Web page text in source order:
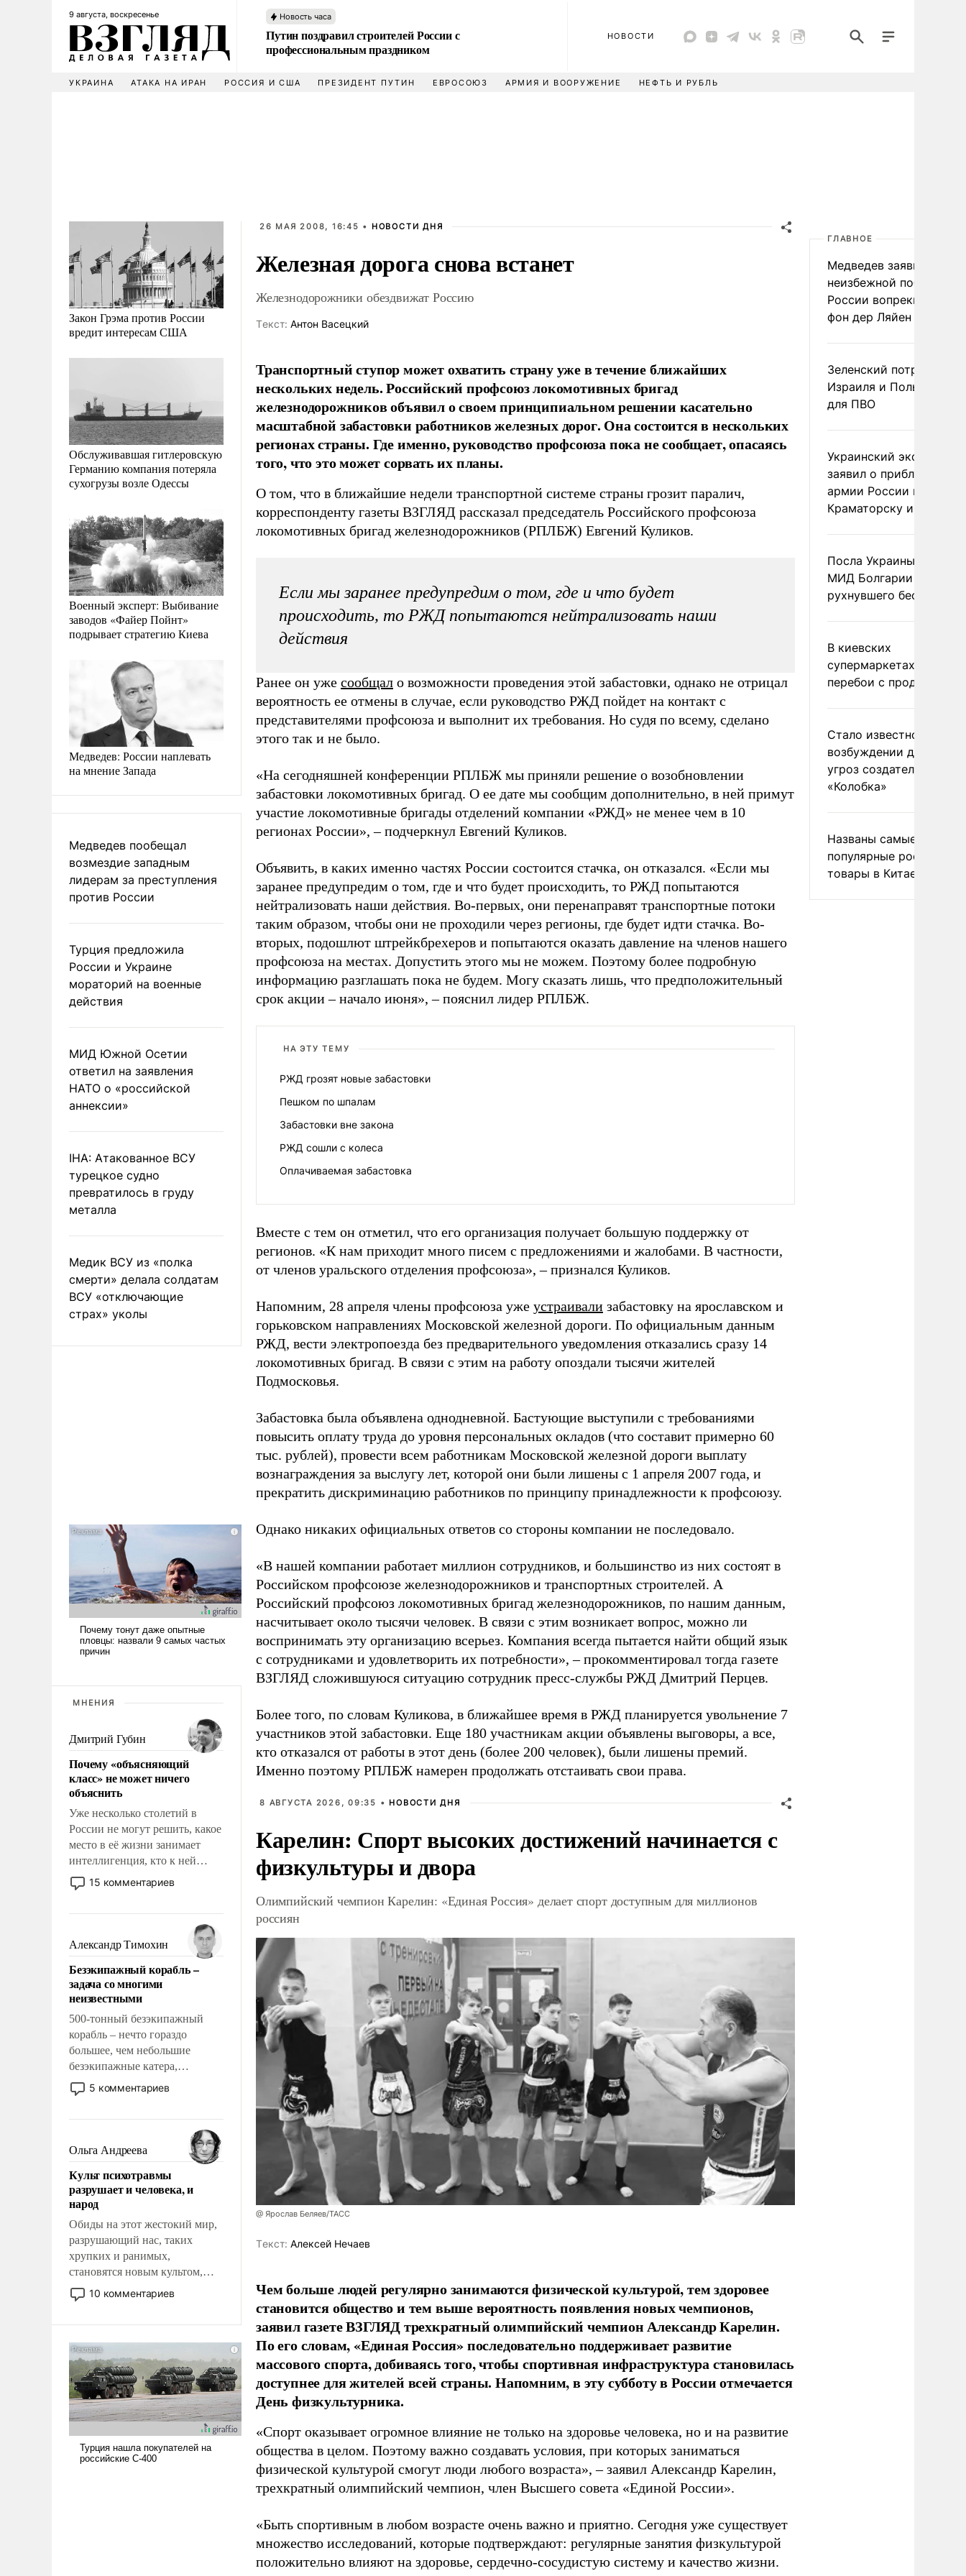
9 августа, воскресенье Новость часа
Путин поздравил строителей России с
профессиональным праздником
НОВОСТИ
УКРАИНА АТАКА НА ИРАН РОССИЯ И США ПРЕЗИДЕНТ ПУТИН ЕВРОСОЮЗ АРМИЯ И ВООРУЖЕНИЕ НЕФТЬ И РУБЛЬ
Закон Грэма против России
вредит интересам США
Обслуживавшая гитлеровскую
Германию компания потеряла
сухогрузы возле Одессы
Военный эксперт: Выбивание
заводов «Файер Пойнт»
подрывает стратегию Киева
Медведев: России наплевать
на мнение Запада
Медведев пообещал
возмездие западным
лидерам за преступления
против России
Турция предложила
России и Украине
мораторий на военные
действия
МИД Южной Осетии
ответил на заявления
НАТО о «российской
аннексии»
IHA: Атакованное ВСУ
турецкое судно
превратилось в груду
металла
Медик ВСУ из «полка
смерти» делала солдатам
ВСУ «отключающие
страх» уколы
МНЕНИЯ
Дмитрий Губин
Почему «объясняющий
класс» не может ничего
объяснить
Уже несколько столетий в
России не могут решить, какое
место в её жизни занимает
интеллигенция, кто к ней
принадлежит, а кого из неё
исключили с правом
чем она отличается от просто
образованных людей. Иногда
казалось, что эти вопросы
решены раз и навсегда, но –
нет, не решены.
15 комментариев
Александр Тимохин
Безэкипажный корабль –
задача со многими
неизвестными
500-тонный безэкипажный
корабль – нечто гораздо
большее, чем небольшие
безэкипажные катера,
применение которых уже
стало обыденностью. Задача по
сложна и амбициозна. Однако
и ее реализация радикально
поднимет наши боевые
возможности.
5 комментариев
Ольга Андреева
Культ психотравмы
разрушает и человека, и
народ
Обиды на этот жестокий мир,
разрушающий нас, таких
хрупких и ранимых,
становятся новым культом,
постепенно вытесняя и
отменяя традиционное
ударами судьбы, брать на себя
ответственность, помогать
слабым, идти вперед и
адаптироваться.
10 комментариев
26 МАЯ 2008, 16:45 • НОВОСТИ ДНЯ
Железная дорога снова встанет
Железнодорожники обездвижат Россию
Tекст: Антон Васецкий
Транспортный ступор может охватить страну уже в течение ближайших
нескольких недель. Российский профсоюз локомотивных бригад
железнодорожников объявил о своем принципиальном решении касательно
масштабной забастовки работников железных дорог. Она состоится в нескольких
регионах страны. Где именно, руководство профсоюза пока не сообщает, опасаясь
того, что это может сорвать их планы.
О том, что в ближайшие недели транспортной системе страны грозит паралич,
корреспонденту газеты ВЗГЛЯД рассказал председатель Российского профсоюза
локомотивных бригад железнодорожников (РПЛБЖ) Евгений Куликов.
Если мы заранее предупредим о том, где и что будет
происходить, то РЖД попытаются нейтрализовать наши
действия
Ранее он уже сообщал о возможности проведения этой забастовки, однако не отрицал
вероятность ее отмены в случае, если руководство РЖД пойдет на контакт с
представителями профсоюза и выполнит их требования. Но судя по всему, сделано
этого так и не было.
«На сегодняшней конференции РПЛБЖ мы приняли решение о возобновлении
забастовки локомотивных бригад. О ее дате мы сообщим дополнительно, в ней примут
участие локомотивные бригады отделений компании «РЖД» не менее чем в 10
регионах России», – подчеркнул Евгений Куликов.
Объявить, в каких именно частях России состоится стачка, он отказался. «Если мы
заранее предупредим о том, где и что будет происходить, то РЖД попытаются
нейтрализовать наши действия. Во-первых, они перенаправят транспортные потоки
таким образом, чтобы они не проходили через регионы, где будет идти стачка. Во-
вторых, подошлют штрейкбрехеров и попытаются оказать давление на членов нашего
профсоюза на местах. Допустить этого мы не можем. Поэтому более подробную
информацию разглашать пока не будем. Могу сказать лишь, что предположительный
срок акции – начало июня», – пояснил лидер РПЛБЖ.
НА ЭТУ ТЕМУ
РЖД грозят новые забастовки
Пешком по шпалам
Забастовки вне закона
РЖД сошли с колеса
Оплачиваемая забастовка
Вместе с тем он отметил, что его организация получает большую поддержку от
регионов. «К нам приходит много писем с предложениями и жалобами. В частности,
от членов уральского отделения профсоюза», – признался Куликов.
Напомним, 28 апреля члены профсоюза уже устраивали забастовку на ярославском и
горьковском направлениях Московской железной дороги. По официальным данным
РЖД, вести электропоезда без предварительного уведомления отказались сразу 14
локомотивных бригад. В связи с этим на работу опоздали тысячи жителей
Подмосковья.
Забастовка была объявлена однодневной. Бастующие выступили с требованиями
повысить оплату труда до уровня персональных окладов (что составит примерно 60
тыс. рублей), провести всем работникам Московской железной дороги выплату
вознаграждения за выслугу лет, которой они были лишены с 1 апреля 2007 года, и
прекратить дискриминацию работников по принципу принадлежности к профсоюзу.
Однако никаких официальных ответов со стороны компании не последовало.
«В нашей компании работает миллион сотрудников, и большинство из них состоят в
Российском профсоюзе железнодорожников и транспортных строителей. А
Российский профсоюз локомотивных бригад железнодорожников, по нашим данным,
насчитывает около тысячи человек. В связи с этим возникает вопрос, можно ли
воспринимать эту организацию всерьез. Компания всегда пытается найти общий язык
с сотрудниками и удовлетворить их потребности», – прокомментировал тогда газете
ВЗГЛЯД сложившуюся ситуацию сотрудник пресс-службы РЖД Дмитрий Перцев.
Более того, по словам Куликова, в ближайшее время в РЖД планируется увольнение 7
участников этой забастовки. Еще 180 участникам акции объявлены выговоры, а все,
кто отказался от работы в этот день (более 200 человек), были лишены премий.
Именно поэтому РПЛБЖ намерен продолжать отстаивать свои права.
8 АВГУСТА 2026, 09:35 • НОВОСТИ ДНЯ
Карелин: Спорт высоких достижений начинается с
физкультуры и двора
Олимпийский чемпион Карелин: «Единая Россия» делает спорт доступным для миллионов
россиян
@ Ярослав Беляев/ТАСС
Tекст: Алексей Нечаев
Чем больше людей регулярно занимаются физической культурой, тем здоровее
становится общество и тем выше вероятность появления новых чемпионов,
заявил газете ВЗГЛЯД трехкратный олимпийский чемпион Александр Карелин.
По его словам, «Единая Россия» последовательно поддерживает развитие
массового спорта, добиваясь того, чтобы спортивная инфраструктура становилась
доступнее для жителей всей страны. Напомним, в эту субботу в России отмечается
День физкультурника.
«Спорт оказывает огромное влияние не только на здоровье человека, но и на развитие
общества в целом. Поэтому важно создавать условия, при которых заниматься
физической культурой смогут люди любого возраста», – заявил Александр Карелин,
трехкратный олимпийский чемпион, член Высшего совета «Единой России».
«Быть спортивным в любом возрасте очень важно и приятно. Сегодня уже существует
множество исследований, которые подтверждают: регулярные занятия физкультурой
положительно влияют на здоровье, сердечно-сосудистую систему и качество жизни.
ГЛАВНОЕ
Медведев заявил о
неизбежной победе
России вопреки словам
фон дер Ляйен
Зеленский потребовал
Израиля и Польши
для ПВО
Украинский эксперт
заявил о приближении
армии России к
Краматорску и
Посла Украины
МИД Болгарии из-за
рухнувшего
В киевских
супермаркетах
перебои с продуктами
Стало известно о
возбуждении дела из-
угроз создателям
«Колобка»
Названы самые
популярные российские
товары в Китае